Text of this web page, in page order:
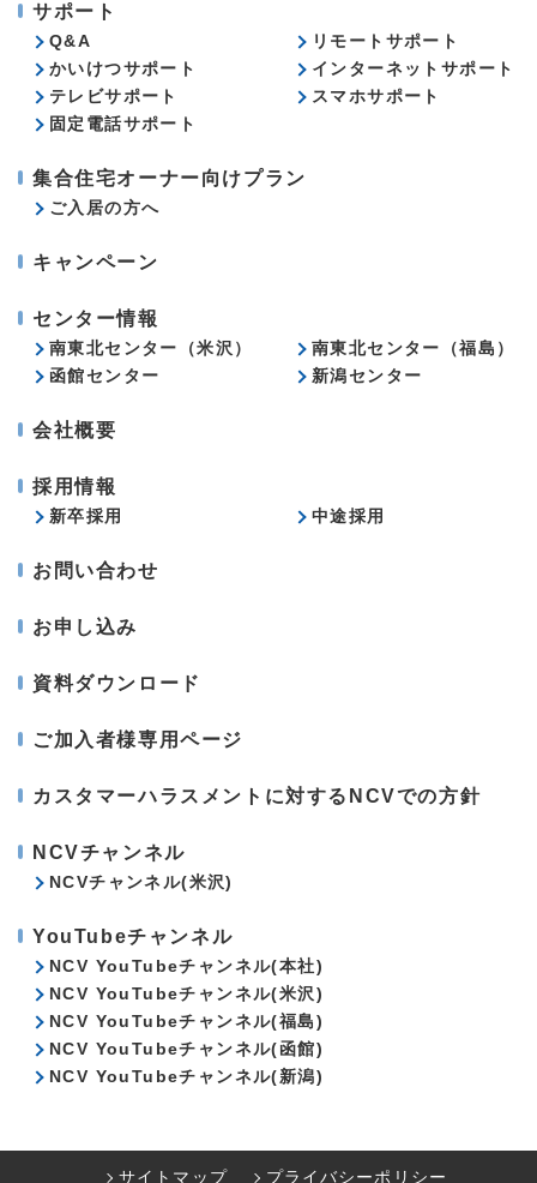
サポート
Q&A
リモートサポート
かいけつサポート
インターネットサポート
テレビサポート
スマホサポート
固定電話サポート
集合住宅オーナー向けプラン
ご入居の方へ
キャンペーン
センター情報
南東北センター（米沢）
南東北センター（福島）
函館センター
新潟センター
会社概要
採用情報
新卒採用 中途採用
お問い合わせ
お申し込み
資料ダウンロード
ご加入者様専用ページ
カスタマーハラスメントに対するNCVでの方針
NCVチャンネル
NCVチャンネル(米沢)
YouTubeチャンネル
NCV YouTubeチャンネル(本社)
NCV YouTubeチャンネル(米沢)
NCV YouTubeチャンネル(福島)
NCV YouTubeチャンネル(函館)
NCV YouTubeチャンネル(新潟)
サイトマップ プライバシーポリシー